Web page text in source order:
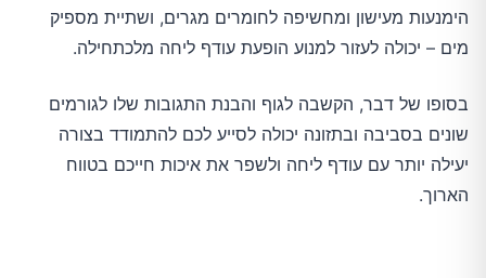
הימנעות מעישון ומחשיפה לחומרים מגרים, ושתיית מספיק
מים – יכולה לעזור למנוע הופעת עודף ליחה מלכתחילה.
בסופו של דבר, הקשבה לגוף והבנת התגובות שלו לגורמים
שונים בסביבה ובתזונה יכולה לסייע לכם להתמודד בצורה
יעילה יותר עם עודף ליחה ולשפר את איכות חייכם בטווח
הארוך.